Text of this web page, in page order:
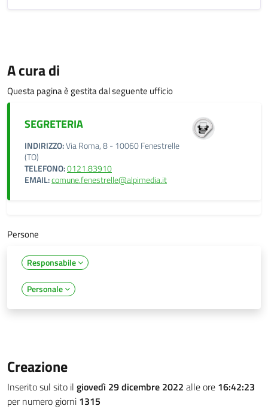
A cura di
Questa pagina è gestita dal seguente ufficio
SEGRETERIA
INDIRIZZO:Via Roma, 8 - 10060 Fenestrelle
(TO)
TELEFONO:0121.83910
EMAIL:comune.fenestrelle@alpimedia.it
Persone
Responsabile
Personale
Creazione
Inserito sul sito il giovedì 29 dicembre 2022 alle ore 16:42:23
per numero giorni 1315